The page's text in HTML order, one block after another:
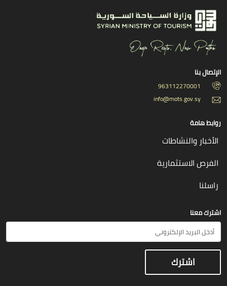
الإتصال بنا
963112270001
info@mots.gov.sy
روابط هامة
الأخبار والنشاطات
الفرص الاستثمارية
راسلنا
اشترك معنا